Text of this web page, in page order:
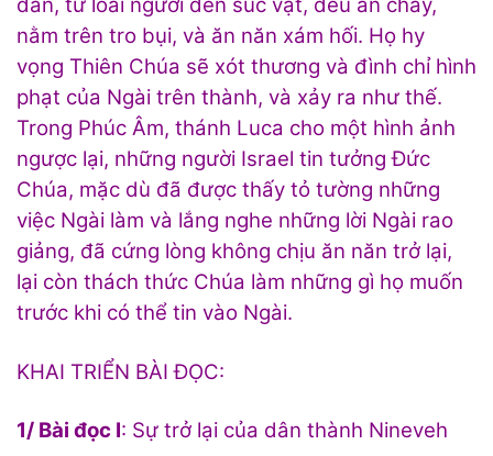
nằm trên tro bụi, và ăn năn xám hối. Họ hy
vọng Thiên Chúa sẽ xót thương và đình chỉ hình
phạt của Ngài trên thành, và xảy ra như thế.
Trong Phúc Âm, thánh Luca cho một hình ảnh
ngược lại, những người Israel tin tưởng Đức
Chúa, mặc dù đã được thấy tỏ tường những
việc Ngài làm và lắng nghe những lời Ngài rao
giảng, đã cứng lòng không chịu ăn năn trở lại,
lại còn thách thức Chúa làm những gì họ muốn
trước khi có thể tin vào Ngài.
KHAI TRIỂN BÀI ĐỌC:
1/ Bài đọc I: Sự trở lại của dân thành Nineveh